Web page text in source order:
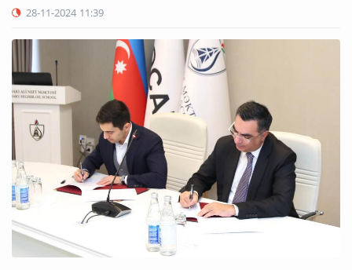
28-11-2024 11:39